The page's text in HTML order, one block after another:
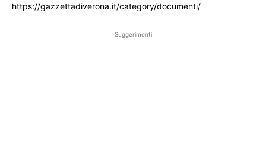
https://gazzettadiverona.it/category/documenti/
Suggerimenti